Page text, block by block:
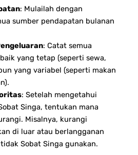
: Mulailah dengan
sumber pendapatan bulanan
: Catat semua
yang tetap (seperti sewa,
yang variabel (seperti makan
: Setelah mengetahui
Singa, tentukan mana
Misalnya, kurangi
di luar atau berlangganan
Sobat Singa gunakan.